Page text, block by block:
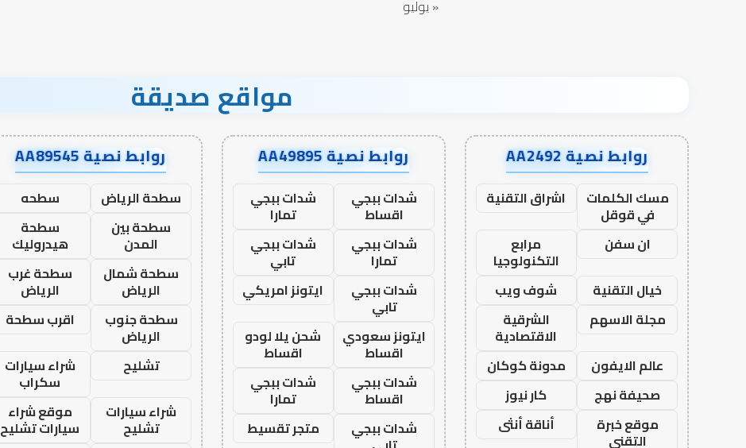
« يوليو
مواقع صديقة
روابط نصية AA2492
مسك الكلمات
في قوقل
اشراق التقنية
ان سفن
مرابع
التكنولوجيا
خيال التقنية
شوف ويب
مجلة الاسهم
الشرقية
الاقتصادية
عالم الايفون
مدونة كوكان
صحيفة نهج
كار نيوز
موقع خبرة
التقني
أناقة أنثى
روابط نصية AA49895
شدات ببجي
اقساط
شدات ببجي
تمارا
شدات ببجي
تمارا
شدات ببجي
تابي
شدات ببجي
تابي
ايتونز امريكي
ايتونز سعودي
اقساط
شحن يلا لودو
اقساط
شدات ببجي
اقساط
شدات ببجي
تمارا
شدات ببجي
متجر تقسيط
روابط نصية AA89545
سطحة الرياض
سطحه
سطحة بين
المدن
سطحة
هيدروليك
سطحة شمال
الرياض
سطحة غرب
الرياض
سطحة جنوب
الرياض
اقرب سطحة
تشليح
شراء سيارات
سكراب
شراء سيارات
تشليح
موقع شراء
سيارات تشليح